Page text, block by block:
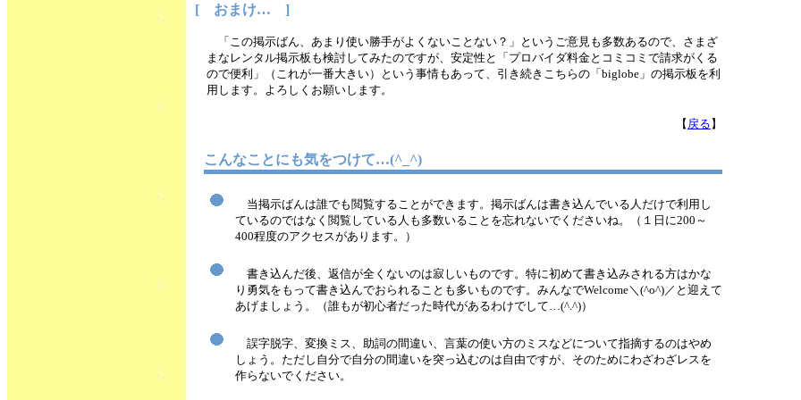
[ おまけ… ]
「この掲示ばん、あまり使い勝手がよくないことない？」というご意見も多数あるので、さまざ
まなレンタル掲示板も検討してみたのですが、安定性と「プロバイダ料金とコミコミで請求がくる
ので便利」（これが一番大きい）という事情もあって、引き続きこちらの「biglobe」の掲示板を利
用します。よろしくお願いします。
【 戻る 】
こんなことにも気をつけて…(^_^)
当掲示ばんは誰でも閲覧することができます。掲示ばんは書き込んでいる人だけで利用し
ているのではなく閲覧している人も多数いることを忘れないでくださいね。（１日に200～
400程度のアクセスがあります。）
書き込んだ後、返信が全くないのは寂しいものです。特に初めて書き込みされる方はかな
り勇気をもって書き込んでおられることも多いものです。みんなでWelcome＼(^o^)／と迎えて
あげましょう。（誰もが初心者だった時代があるわけでして…(^.^)）
誤字脱字、変換ミス、助詞の間違い、言葉の使い方のミスなどについて指摘するのはやめ
しょう。ただし自分で自分の間違いを突っ込むのは自由ですが、そのためにわざわざレスを
作らないでください。